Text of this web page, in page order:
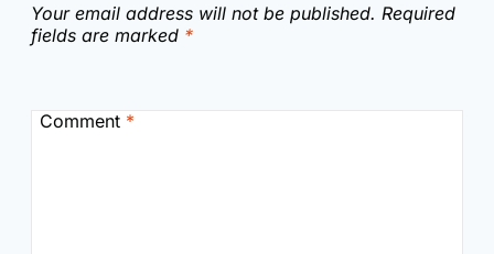
Your email address will not be published. Required
fields are marked *
Comment *